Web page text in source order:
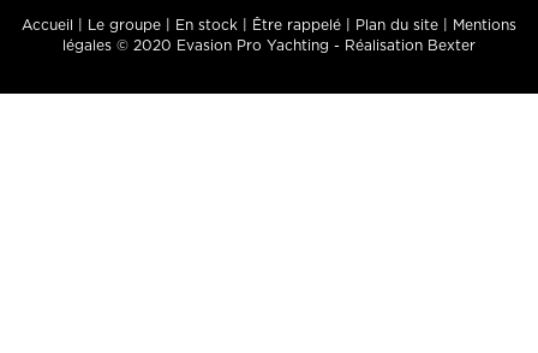
Accueil Le groupe En stock Être rappelé Plan du site
Mentions
légales © 2020 Evasion Pro Yachting - Réalisation Bexter